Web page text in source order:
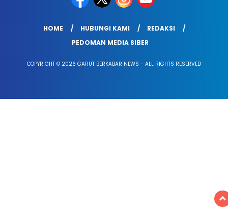
HOME HUBUNGI KAMI
REDAKSI
PEDOMAN MEDIA SIBER
COPYRIGHT © 2026 GARUT BERKABAR NEWS - ALL RIGHTS RESERVED